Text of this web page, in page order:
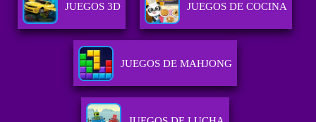
JUEGOS 3D JUEGOS DE COCINA
JUEGOS DE MAHJONG